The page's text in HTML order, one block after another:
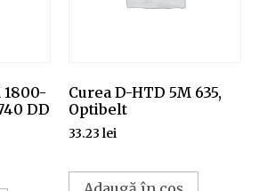
1800-
DD
Curea D-HTD 5M 635,
Optibelt
33.23 lei